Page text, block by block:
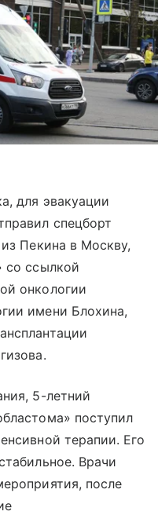
для эвакуации
спецборт
Пекина в Москву,
со ссылкой
онкологии
имени Блохина,
5-летний
поступил
терапии. Его
Врачи
после